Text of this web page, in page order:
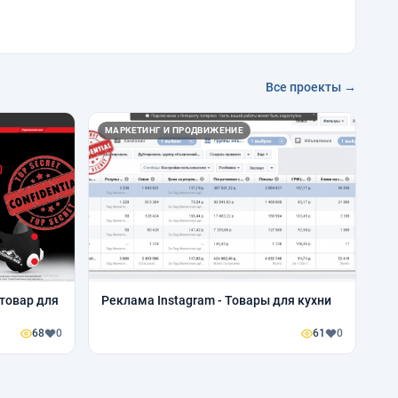
Все проекты →
для
68 0
МАРКЕТИНГ И ПРОДВИЖЕНИЕ
Реклама Instagram - Товары для кухни
61 0